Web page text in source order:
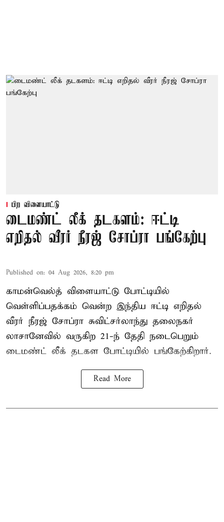
பிற விளையாட்டு
டைமண்ட் லீக் தடகளம்: ஈட்டி
எறிதல் வீரர் நீரஜ் சோப்ரா பங்கேற்பு
Published on: 04 Aug 2026, 8:20 pm
காமன்வெல்த் விளையாட்டு போட்டியில்
வெள்ளிப்பதக்கம் வென்ற இந்திய ஈட்டி எறிதல்
வீரர் நீரஜ் சோப்ரா சுவிட்சர்லாந்து தலைநகர்
லாசானேவில் வருகிற 21-ந் தேதி நடைபெறும்
டைமண்ட் லீக் தடகள போட்டியில் பங்கேற்கிறார்.
Read More